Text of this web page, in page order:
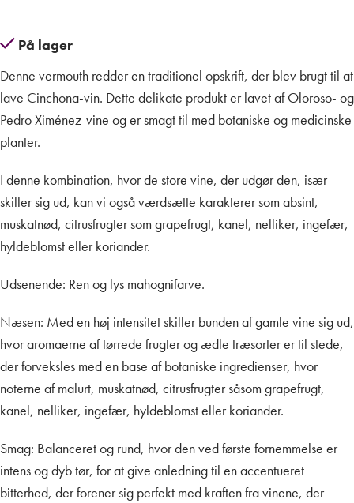
På lager
Denne vermouth redder en traditionel opskrift, der blev brugt til at
lave Cinchona-vin. Dette delikate produkt er lavet af Oloroso- og
Pedro Ximénez-vine og er smagt til med botaniske og medicinske
planter.
I denne kombination, hvor de store vine, der udgør den, især
skiller sig ud, kan vi også værdsætte karakterer som absint,
muskatnød, citrusfrugter som grapefrugt, kanel, nelliker, ingefær,
hyldeblomst eller koriander.
Udsenende: Ren og lys mahognifarve.
Næsen: Med en høj intensitet skiller bunden af ​​gamle vine sig ud,
hvor aromaerne af tørrede frugter og ædle træsorter er til stede,
der forveksles med en base af botaniske ingredienser, hvor
noterne af malurt, muskatnød, citrusfrugter såsom grapefrugt,
kanel, nelliker, ingefær, hyldeblomst eller koriander.
Smag: Balanceret og rund, hvor den ved første fornemmelse er
intens og dyb tør, for at give anledning til en accentueret
bitterhed, der forener sig perfekt med kraften fra vinene, der